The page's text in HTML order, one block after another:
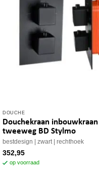
DOUCHE
Douchekraan inbouwkraan
tweeweg BD Stylmo
bestdesign zwart rechthoek
352,95
op voorraad